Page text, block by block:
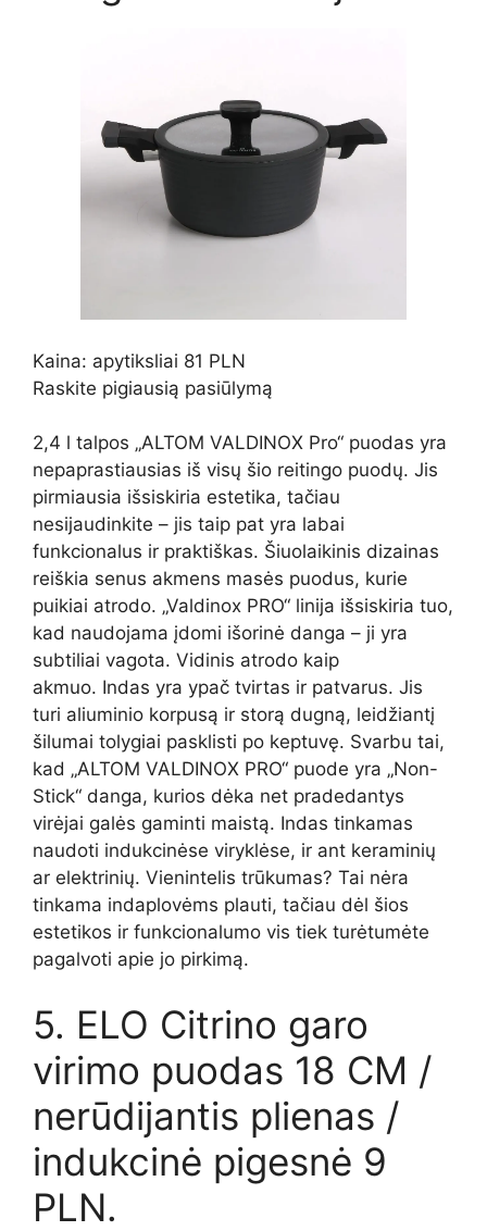
Kaina: apytiksliai 81 PLN
Raskite pigiausią pasiūlymą
2,4 l talpos „ALTOM VALDINOX Pro“ puodas yra
nepaprastiausias iš visų šio reitingo puodų. Jis
pirmiausia išsiskiria estetika, tačiau
nesijaudinkite – jis taip pat yra labai
funkcionalus ir praktiškas. Šiuolaikinis dizainas
reiškia senus akmens masės puodus, kurie
puikiai atrodo. „Valdinox PRO“ linija išsiskiria tuo,
kad naudojama įdomi išorinė danga – ji yra
subtiliai vagota. Vidinis atrodo kaip
akmuo. Indas yra ypač tvirtas ir patvarus. Jis
turi aliuminio korpusą ir storą dugną, leidžiantį
šilumai tolygiai pasklisti po keptuvę. Svarbu tai,
kad „ALTOM VALDINOX PRO“ puode yra „Non-
Stick“ danga, kurios dėka net pradedantys
virėjai galės gaminti maistą. Indas tinkamas
naudoti indukcinėse viryklėse, ir ant keraminių
ar elektrinių. Vienintelis trūkumas? Tai nėra
tinkama indaplovėms plauti, tačiau dėl šios
estetikos ir funkcionalumo vis tiek turėtumėte
pagalvoti apie jo pirkimą.
5. ELO Citrino garo
virimo puodas 18 CM /
nerūdijantis plienas /
indukcinė pigesnė 9
PLN.